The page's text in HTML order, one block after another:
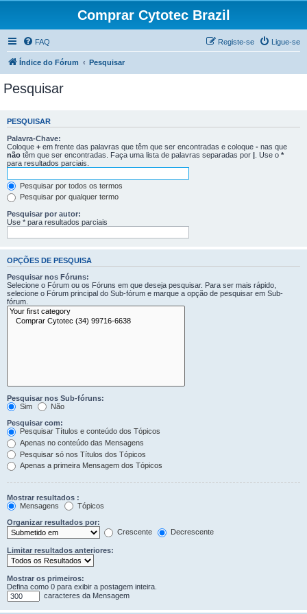
Comprar Cytotec Brazil
FAQ Ligue-se
Registe-se
Índice do Fórum Pesquisar
Pesquisar
PESQUISAR
Palavra-Chave:
Coloque + em frente das palavras que têm que ser encontradas e coloque - nas que
não têm que ser encontradas. Faça uma lista de palavras separadas por | . Use o *
para resultados parciais.
Pesquisar por todos os termos
Pesquisar por qualquer termo
Pesquisar por autor:
Use * para resultados parciais
OPÇÕES DE PESQUISA
Pesquisar nos Fóruns:
Selecione o Fórum ou os Fóruns em que deseja pesquisar. Para ser mais rápido,
selecione o Fórum principal do Sub-fórum e marque a opção de pesquisar em Sub-
fórum.
Pesquisar nos Sub-fóruns:
Sim
Não
Pesquisar com:
Pesquisar Títulos e conteúdo dos Tópicos
Apenas no conteúdo das Mensagens
Pesquisar só nos Títulos dos Tópicos
Apenas a primeira Mensagem dos Tópicos
Mostrar resultados :
Mensagens
Tópicos
Organizar resultados por:
Crescente
Decrescente
Limitar resultados anteriores:
Mostrar os primeiros:
Defina como 0 para exibir a postagem inteira.
caracteres da Mensagem